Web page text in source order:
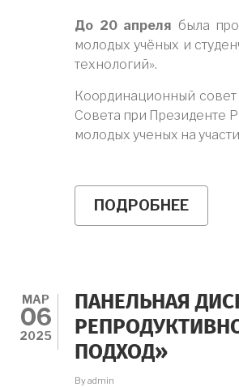
До 20 апреля была
молодых учёных и
технологий».
Координационный
Совета при Президенте
молодых ученых на
ПОДРОБНЕЕ
СМУ
И
МАР
06
2025
ПАНЕЛЬНАЯ
ПОДХОД»
Byadmin